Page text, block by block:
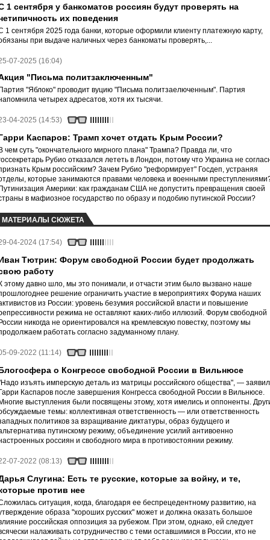
1 сентября у банкоматов россиян будут проверять на
их поведения
1 сентября 2025 года банки, которые оформили клиенту платежную карту,
при выдаче наличных через банкоматы проверять,...
07-2025 (16:04)
"Письма политзаключенным"
"Яблоко" проводит вуцию "Письма политзаелюченным". Партия
четырех адресатов, хотя их тысячи.
04-2025 (14:53)
Каспаров: Трамп хочет отдать Крым России?
чем суть "окончательного мирного плана" Трампа? Правда ли, что
Рубио отказался лететь в Лондон, потому что Украина не
Крым российским? Зачем Рубио "реформирует" Госдеп, устраняя
которые занимаются правами человека и военными
Америки: как гражданам США не допустить превращения своей
в мафиозное государство по образу и подобию путинской России?
МАТЕРИАЛЫ СЮЖЕТА
04-2024 (17:54)
Тютрин: Форум свободной России будет продолжать
работу
этому давно шло, мы это понимали, и отчасти этим было вызвано наше
решение ограничить участие в мероприятиях Форума наших
из России: уровень безумия российской власти и повышение
режима не оставляют каких-либо иллюзий. Форум свободной
никогда не ориентировался на кремлевскую повестку, поэтому мы
работать согласно задуманному плану.
09-2022 (11:14)
о Конгрессе свободной России в Вильнюсе
изъять имперскую деталь из матрицы российского общества", — заявил
Каспаров после завершения Конгресса свободной России в Вильнюсе.
выступления были посвящены этому, хотя имелись и оппоненты.
темы: коллективная ответственность — или ответственность
политиков за взращивание диктатуры, образ будущего и
путинскому режиму, объединение усилий антивоенно
россиян и свободного мира в противостоянии режиму.
07-2022 (08:13)
Слугина: Есть те русские, которые за войну, и те,
против нее
ситуация, когда, благодаря ее беспрецедентному развитию, на
образа "хороших русских" может и должна оказать большое
российская оппозиция за рубежом. При этом, однако, ей следует
налаживать сотрудничество с теми оставшимися в России, кто не